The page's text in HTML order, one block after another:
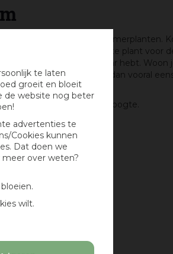
te laten
groeit en bloeit
de website nog beter
advertenties te
Cookies kunnen
Dat doen we
meer over weten?
wilt.
nog veel meer andere kamerplanten.
kiezen van een geschikte plant voor
mogelijk omkijken naar hebt. Woon
van Amsterdam? Kom dan vooral
en blijf altijd op de hoogte.
handige tips.